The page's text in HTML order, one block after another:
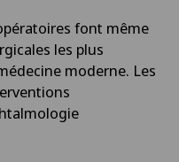
font même
les plus
moderne. Les